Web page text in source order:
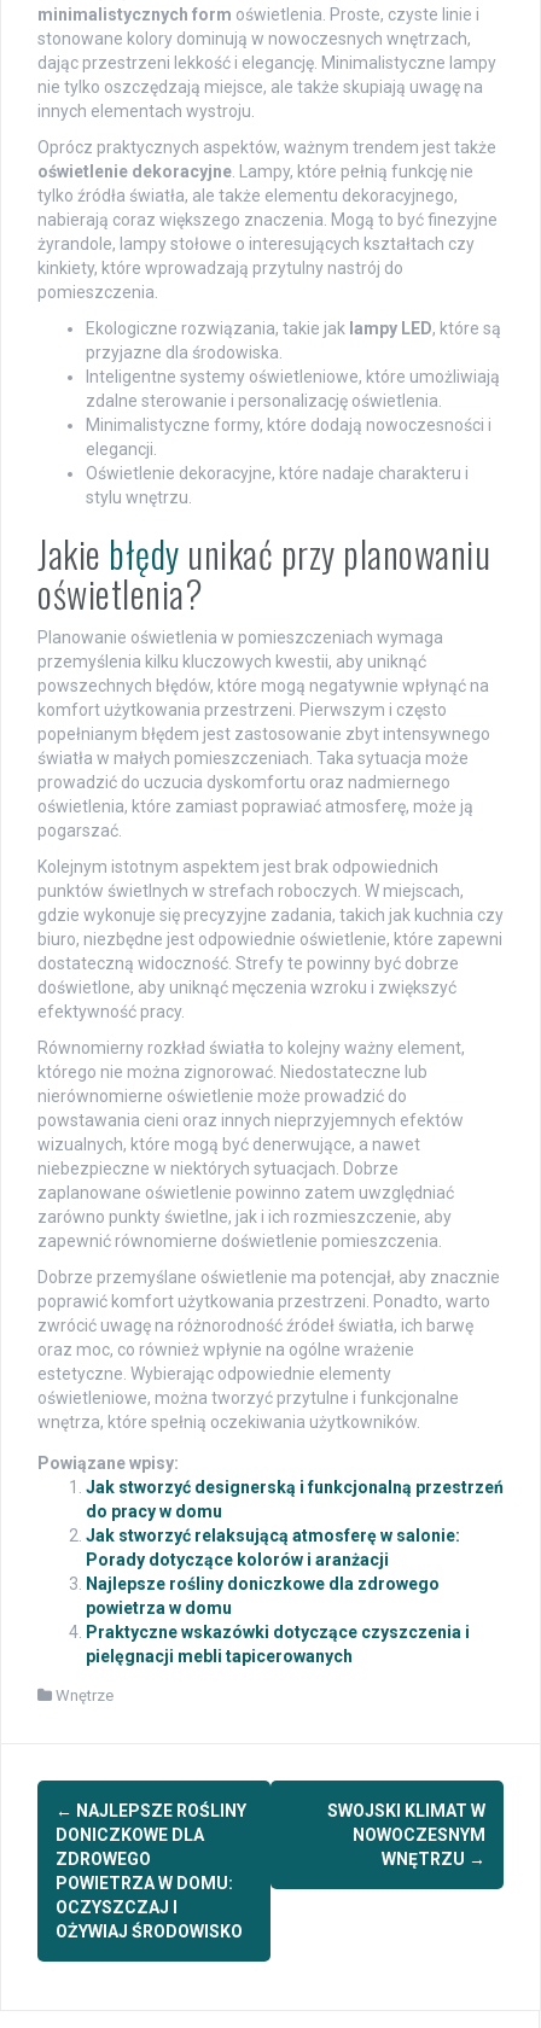
minimalistycznych form oświetlenia. Proste, czyste linie i
stonowane kolory dominują w nowoczesnych wnętrzach,
dając przestrzeni lekkość i elegancję. Minimalistyczne lampy
nie tylko oszczędzają miejsce, ale także skupiają uwagę na
innych elementach wystroju.
Oprócz praktycznych aspektów, ważnym trendem jest także
oświetlenie dekoracyjne. Lampy, które pełnią funkcję nie
tylko źródła światła, ale także elementu dekoracyjnego,
nabierają coraz większego znaczenia. Mogą to być finezyjne
żyrandole, lampy stołowe o interesujących kształtach czy
kinkiety, które wprowadzają przytulny nastrój do
pomieszczenia.
Ekologiczne rozwiązania, takie jak lampy LED, które są
przyjazne dla środowiska.
Inteligentne systemy oświetleniowe, które umożliwiają
zdalne sterowanie i personalizację oświetlenia.
Minimalistyczne formy, które dodają nowoczesności i
elegancji.
Oświetlenie dekoracyjne, które nadaje charakteru i
stylu wnętrzu.
Jakie błędy unikać przy planowaniu
oświetlenia?
Planowanie oświetlenia w pomieszczeniach wymaga
przemyślenia kilku kluczowych kwestii, aby uniknąć
powszechnych błędów, które mogą negatywnie wpłynąć na
komfort użytkowania przestrzeni. Pierwszym i często
popełnianym błędem jest zastosowanie zbyt intensywnego
światła w małych pomieszczeniach. Taka sytuacja może
prowadzić do uczucia dyskomfortu oraz nadmiernego
oświetlenia, które zamiast poprawiać atmosferę, może ją
pogarszać.
Kolejnym istotnym aspektem jest brak odpowiednich
punktów świetlnych w strefach roboczych. W miejscach,
gdzie wykonuje się precyzyjne zadania, takich jak kuchnia czy
biuro, niezbędne jest odpowiednie oświetlenie, które zapewni
dostateczną widoczność. Strefy te powinny być dobrze
doświetlone, aby uniknąć męczenia wzroku i zwiększyć
efektywność pracy.
Równomierny rozkład światła to kolejny ważny element,
którego nie można zignorować. Niedostateczne lub
nierównomierne oświetlenie może prowadzić do
powstawania cieni oraz innych nieprzyjemnych efektów
wizualnych, które mogą być denerwujące, a nawet
niebezpieczne w niektórych sytuacjach. Dobrze
zaplanowane oświetlenie powinno zatem uwzględniać
zarówno punkty świetlne, jak i ich rozmieszczenie, aby
zapewnić równomierne doświetlenie pomieszczenia.
Dobrze przemyślane oświetlenie ma potencjał, aby znacznie
poprawić komfort użytkowania przestrzeni. Ponadto, warto
zwrócić uwagę na różnorodność źródeł światła, ich barwę
oraz moc, co również wpłynie na ogólne wrażenie
estetyczne. Wybierając odpowiednie elementy
oświetleniowe, można tworzyć przytulne i funkcjonalne
wnętrza, które spełnią oczekiwania użytkowników.
Powiązane wpisy:
Jak stworzyć designerską i funkcjonalną przestrzeń
do pracy w domu
Jak stworzyć relaksującą atmosferę w salonie:
Porady dotyczące kolorów i aranżacji
Najlepsze rośliny doniczkowe dla zdrowego
powietrza w domu
Praktyczne wskazówki dotyczące czyszczenia i
pielęgnacji mebli tapicerowanych
Wnętrze
Post
navigation
← NAJLEPSZE ROŚLINY
DONICZKOWE DLA
ZDROWEGO
POWIETRZA W DOMU:
OCZYSZCZAJ I
OŻYWIAJ ŚRODOWISKO
SWOJSKI KLIMAT W
NOWOCZESNYM
WNĘTRZU →